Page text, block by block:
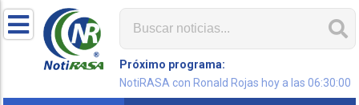
Próximo programa:
NotiRASA con Ronald Rojas hoy a las 06:30:00